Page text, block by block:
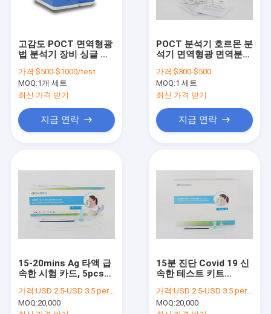
집
공장 여행
품질 관리
고감도 POCT 면역형광
법 분석기 장비 싱글 채
가격:$500-$1000/test
MOQ:1개 세트
최신 가격 받기
지금 연락
POCT 분석기 호르몬 분
석기 면역형광 면역분석
가격:$300-$500
MOQ:1 세트
최신 가격 받기
지금 연락
15-20mins Ag 타액 급
속한 시험 카드, 5pcs
비
가격:USD 2.5-USD 3.5 per test
MOQ:20,000
15분 진단 Covid 19 신
속한 테스트 키트
등재
가격:USD 2.5-USD 3.5 per test
MOQ:20,000